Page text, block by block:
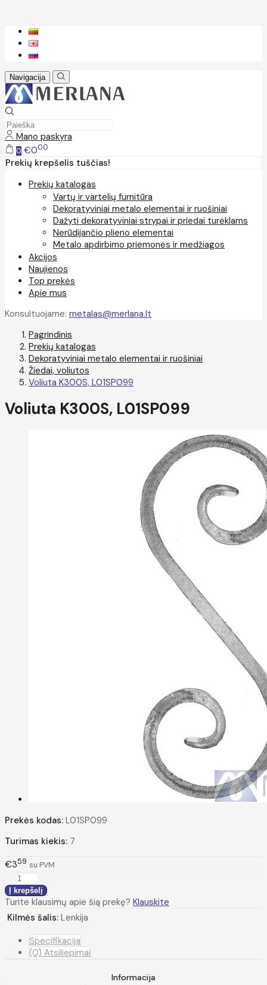
Navigacija
Mano paskyra
0 €000
Prekių krepšelis tuščias!
Prekių katalogas
Vartų ir vartelių furnitūra
Dekoratyviniai metalo elementai ir ruošiniai
Dažyti dekoratyviniai strypai ir priedai turėklams
Nerūdijančio plieno elementai
Metalo apdirbimo priemonės ir medžiagos
Akcijos
Naujienos
Top prekės
Apie mus
Konsultuojame: metalas@merlana.lt
Pagrindinis
Prekių katalogas
Dekoratyviniai metalo elementai ir ruošiniai
Žiedai, voliutos
Voliuta K300S, L01SP099
Voliuta K300S, L01SP099
Prekės kodas: L01SP099
Turimas kiekis: 7
€359 su PVM
Turite klausimų apie šią prekę? Klauskite
Kilmės šalis: Lenkija
Specifikacija
(0) Atsiliepimai
Informacija